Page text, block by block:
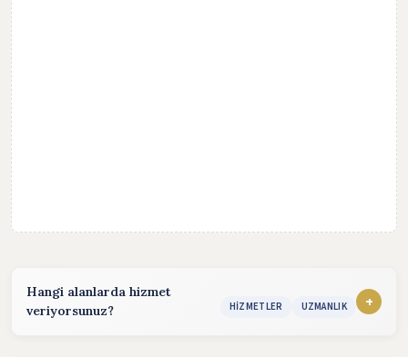
Hangi alanlarda hizmet
veriyorsunuz?
HIZMETLER UZMANLIK +